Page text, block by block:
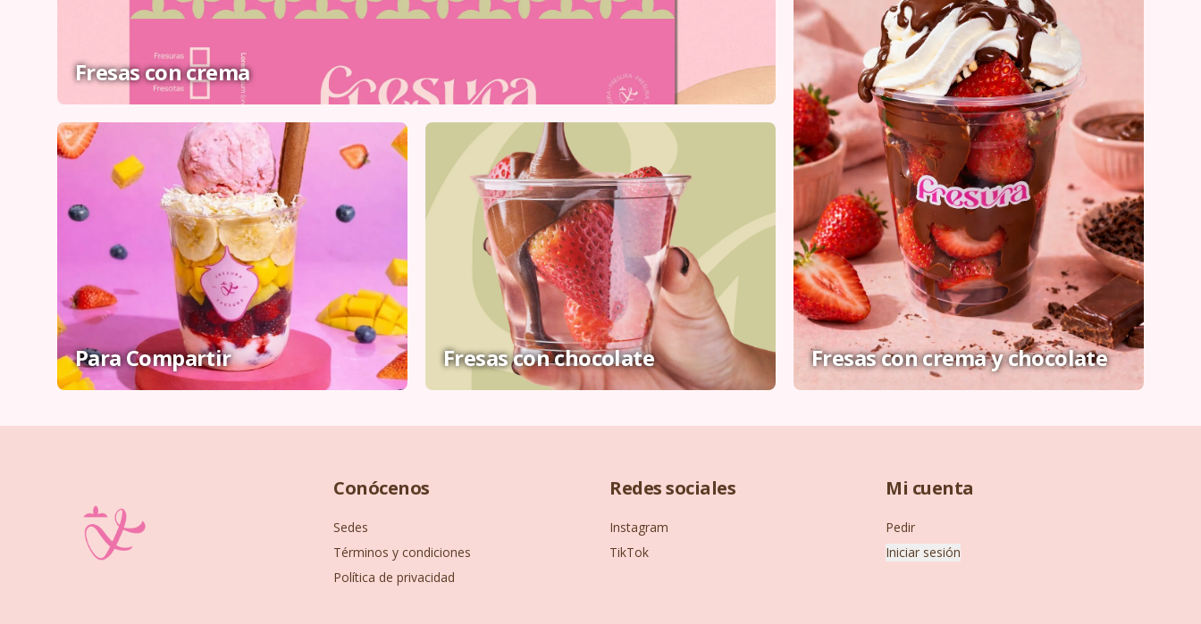
Fresas con crema
Fresas con crema y chocolate
Para Compartir Fresas con chocolate
Conócenos
Sedes
Términos y condiciones
Política de privacidad
Redes sociales
Instagram
TikTok
Mi cuenta
Pedir
Iniciar sesión